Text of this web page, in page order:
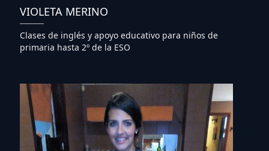
VIOLETA MERINO
Clases de inglés y apoyo educativo para niños de
primaria hasta 2º de la ESO